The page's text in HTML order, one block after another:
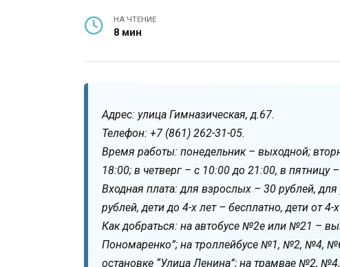
НА ЧТЕНИЕ
8 мин
Адрес: улица Гимназическая, д.67.
Телефон: +7 (861) 262-31-05.
Время работы: понедельник – выходной;
18:00; в четверг – с 10:00 до 21:00, в пятницу
Входная плата: для взрослых – 30 рублей,
рублей, дети до 4-х лет – бесплатно, дети от
Как добраться: на автобусе №2е или №21 –
Пономаренко”; на троллейбусе №1, №2,
остановке “Улица Ленина”; на трамвае №2,